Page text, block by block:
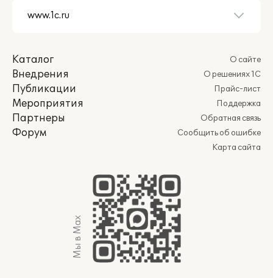
Каталог
Внедрения
Публикации
Мероприятия
Партнеры
Форум
О сайте
О решениях 1С
Прайс-лист
Поддержка
Обратная связь
Сообщить об ошибке
Карта сайта
Мы в Max